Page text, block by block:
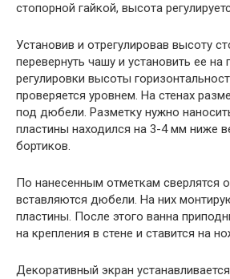
стопорной гайкой, высота
Установив и отрегулировав высоту
перевернуть чашу и установить ее на
регулировки высоты
проверяется уровнем. На стенах
под дюбели. Разметку нужно
пластины находился на 3-4 мм ниже
бортиков.
По нанесенным отметкам сверлятся
вставляются дюбели. На них
пластины. После этого ванна
на крепления в стене и ставится на
Декоративный экран